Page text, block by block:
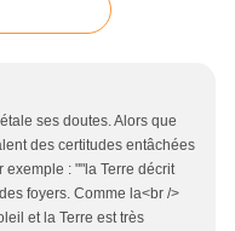
ses doutes. Alors que
des certitudes entâchées
exemple : ""la Terre décrit
foyers. Comme la<br />
et la Terre est très